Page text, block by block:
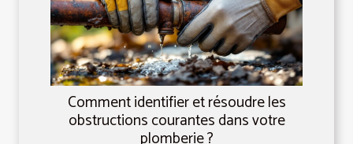
Comment identifier et résoudre les
obstructions courantes dans votre
plomberie ?